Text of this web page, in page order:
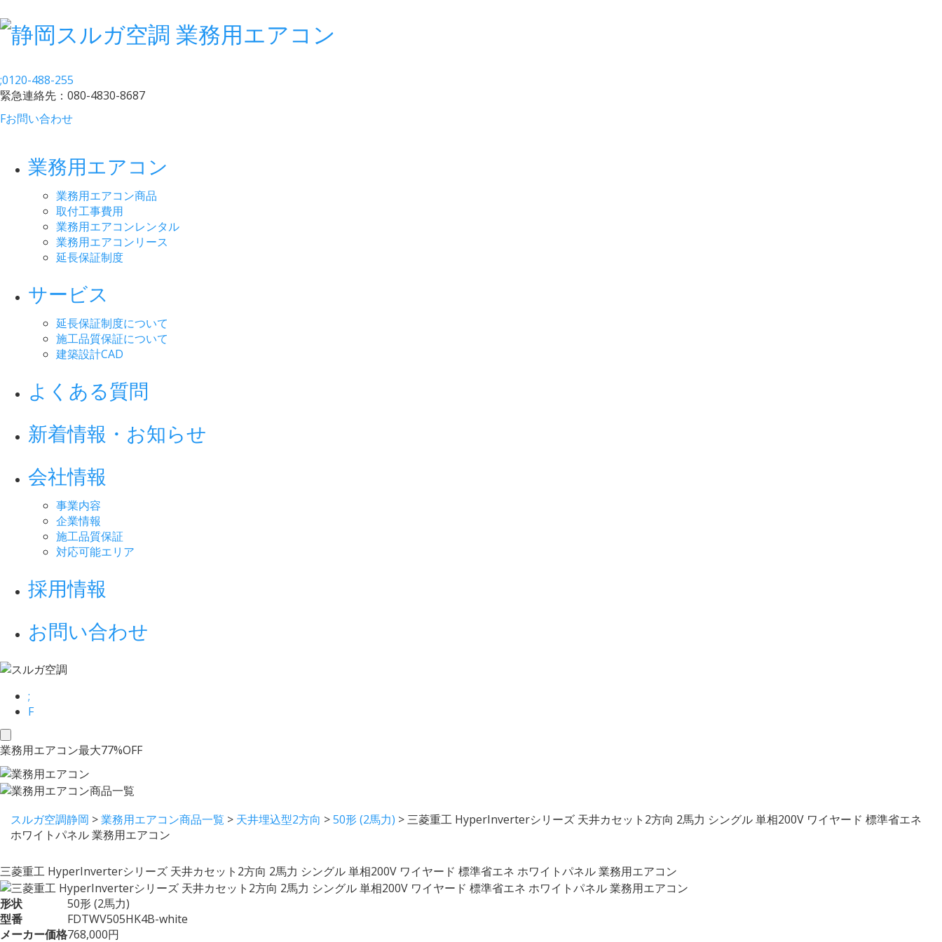
;0120-488-255
緊急連絡先： 080-4830-8687
Fお問い合わせ
業務用エアコン
業務用エアコン商品
取付工事費用
業務用エアコンレンタル
業務用エアコンリース
延長保証制度
サービス
延長保証制度について
施工品質保証について
建築設計CAD
よくある質問
新着情報・お知らせ
会社情報
事業内容
企業情報
施工品質保証
対応可能エリア
採用情報
お問い合わせ
;
F
toggle
navigation
業務用エアコン最大77%OFF
スルガ空調静岡 >業務用エアコン商品一覧 > 天井埋込型2方向 >50形 (2馬力) >三菱重工 HyperInverterシリーズ 天井カセット2方向 2馬力 シングル 単相200V ワイヤード 標準省エネ
ホワイトパネル 業務用エアコン
三菱重工 HyperInverterシリーズ 天井カセット2方向 2馬力 シングル 単相200V ワイヤード 標準省エネ ホワイトパネル 業務用エアコン
形状
50形 (2馬力)
型番
FDTWV505HK4B-white
メーカー価格768,000円